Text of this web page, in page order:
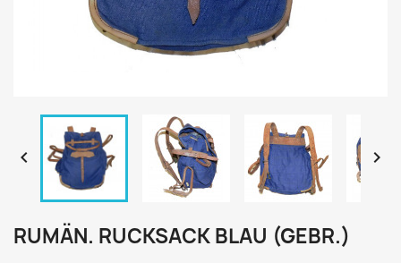
 
RUMÄN. RUCKSACK BLAU (GEBR.)